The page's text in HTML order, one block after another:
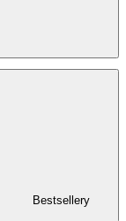
Bestsellery